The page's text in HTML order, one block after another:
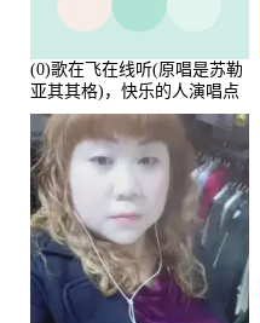
(0)歌在飞在线听(原唱是苏勒
亚其其格)，快乐的人演唱点
播:36次